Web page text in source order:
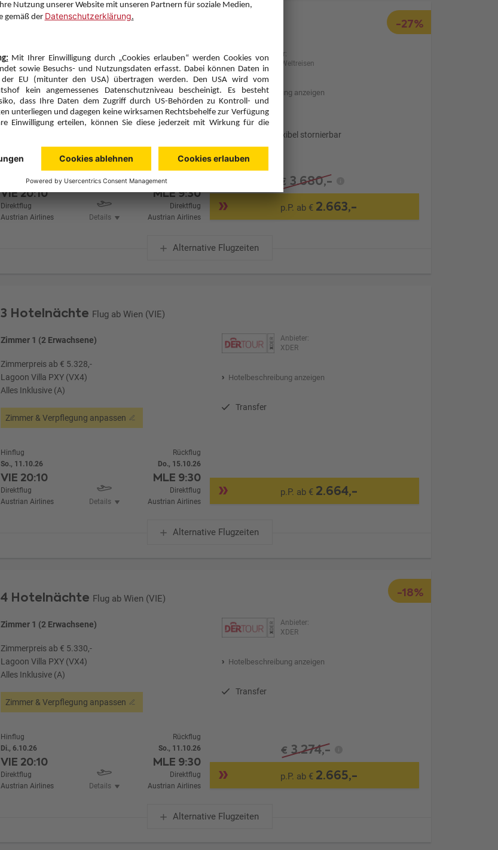
-27%
Zimmer 1 (2 Erwachsene)
Zimmerpreis ab € 5.326,-
Lagoon Villa PXY (VX4)
Alles Inklusive (A)
Anbieter:
Meiers Weltreisen
Hotelbeschreibung anzeigen
Transfer
Optional: Flexibel stornierbar
Mi., 14.10.26
VIE20:10
Direktflug
Austrian Airlines
Details
So., 18.10.26
MLE9:30
Direktflug
Austrian Airlines
€ 3.680,-
p.P. ab € 2.663,-
Alternative Flugzeiten
3 Hotelnächte Flug ab Wien (VIE)
Zimmer 1 (2 Erwachsene)
Zimmerpreis ab € 5.328,-
Lagoon Villa PXY (VX4)
Alles Inklusive (A)
Zimmer & Verpflegung anpassen
Anbieter:
XDER
Hotelbeschreibung anzeigen
Transfer
Hinflug
So., 11.10.26
VIE 20:10
Direktflug
Austrian Airlines
Details
Rückflug
Do., 15.10.26
MLE 9:30
Direktflug
Austrian Airlines
p.P. ab € 2.664,-
Alternative Flugzeiten
-18%
4 Hotelnächte Flug ab Wien (VIE)
Zimmer 1 (2 Erwachsene)
Zimmerpreis ab € 5.330,-
Lagoon Villa PXY (VX4)
Alles Inklusive (A)
Zimmer & Verpflegung anpassen
Anbieter:
XDER
Hotelbeschreibung anzeigen
Transfer
Hinflug
Di., 6.10.26
VIE 20:10
Direktflug
Austrian Airlines
Details
Rückflug
So., 11.10.26
MLE 9:30
Direktflug
Austrian Airlines
€ 3.274,-
p.P. ab € 2.665,-
Alternative Flugzeiten